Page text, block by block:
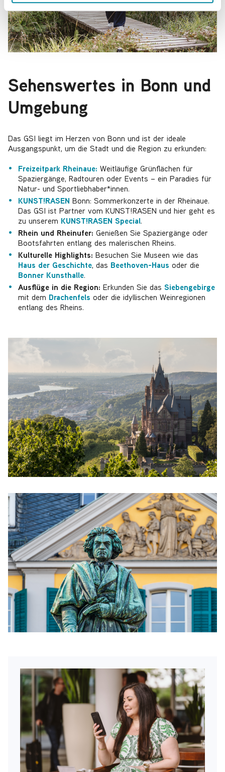
Sehenswertes in Bonn und
Umgebung
Das GSI liegt im Herzen von Bonn und ist der ideale
Ausgangspunkt, um die Stadt und die Region zu erkunden:
Freizeitpark Rheinaue: Weitläufige Grünflächen für
Spaziergänge, Radtouren oder Events – ein Paradies für
Natur- und Sportliebhaber*innen.
KUNST!RASEN Bonn: Sommerkonzerte in der Rheinaue.
Das GSI ist Partner vom KUNST!RASEN und hier geht es
zu unserem KUNST!RASEN Special.
Rhein und Rheinufer: Genießen Sie Spaziergänge oder
Bootsfahrten entlang des malerischen Rheins.
Kulturelle Highlights: Besuchen Sie Museen wie das
Haus der Geschichte, das Beethoven-Haus oder die
Bonner Kunsthalle.
Ausflüge in die Region: Erkunden Sie das Siebengebirge
mit dem Drachenfels oder die idyllischen Weinregionen
entlang des Rheins.